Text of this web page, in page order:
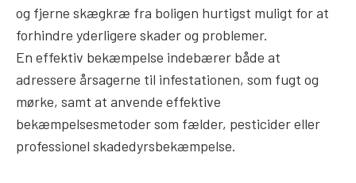
og fjerne skægkræ fra boligen hurtigst muligt for at
forhindre yderligere skader og problemer.
En effektiv bekæmpelse indebærer både at
adressere årsagerne til infestationen, som fugt og
mørke, samt at anvende effektive
bekæmpelsesmetoder som fælder, pesticider eller
professionel skadedyrsbekæmpelse.